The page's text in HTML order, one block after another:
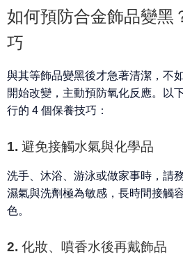
如何預防合金飾品變黑
巧
與其等飾品變黑後才急著清潔，不
開始改變，主動預防氧化反應。以
行的 4 個保養技巧：
1. 避免接觸水氣與化學品
洗手、沐浴、游泳或做家事時，請
濕氣與洗劑極為敏感 ，長時間接觸
色。
2. 化妝、噴香水後再戴飾品